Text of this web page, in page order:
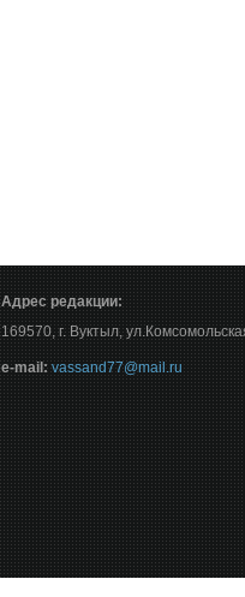
Адрес редакции:
169570, г. Вуктыл,
е-mail: vassand77@mail.ru